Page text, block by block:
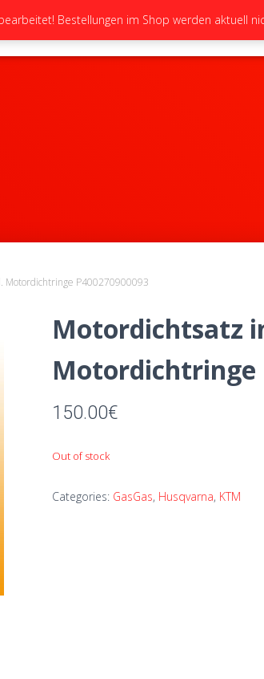
NEUIGKEITEN GALERIE TEAM
Motordichtringe P400270900093
Motordichtsatz
Motordichtringe
150.00€
Out of stock
Categories: GasGas, Husqvarna, KTM
Bestellungen im Shop werden aktuell